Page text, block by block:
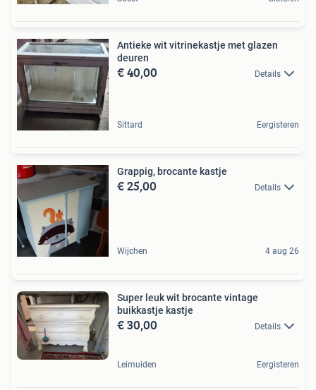
Antieke wit vitrinekastje met glazen
deuren
€ 40,00 Details
Sittard Eergisteren
Grappig, brocante kastje
€ 25,00 Details
Wijchen 4 aug 26
Super leuk wit brocante vintage
buikkastje kastje
€ 30,00 Details
Leimuiden Eergisteren